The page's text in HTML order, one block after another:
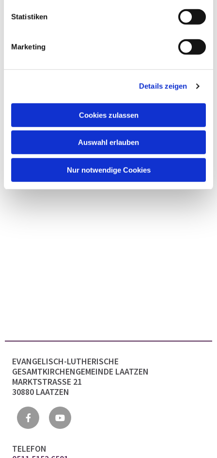
Statistiken
Marketing
Details zeigen
Cookies zulassen
Auswahl erlauben
Nur notwendige Cookies
interessieren
EVANGELISCH-LUTHERISCHE
GESAMTKIRCHENGEMEINDE LAATZEN
MARKTSTRASSE 21
30880 LAATZEN
TELEFON